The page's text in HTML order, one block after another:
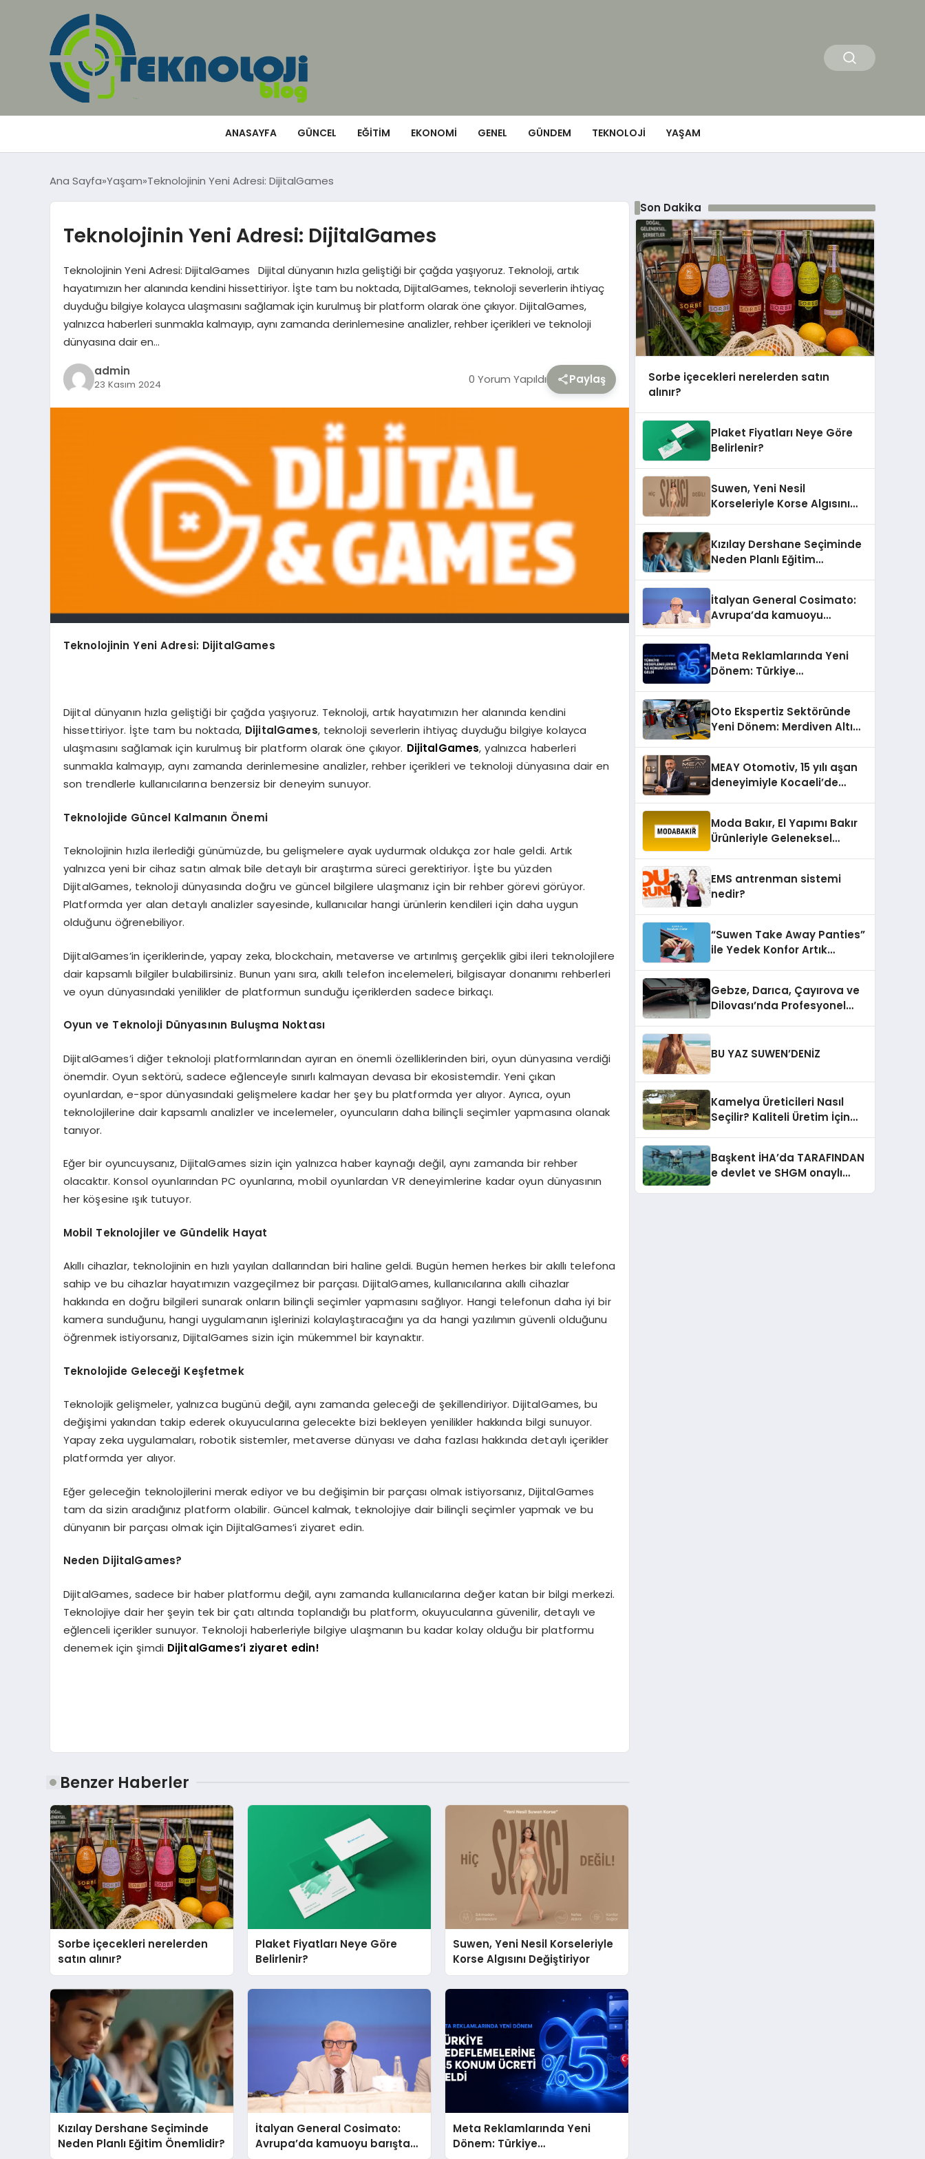
ANASAYFA GÜNCEL EĞITIM EKONOMI GENEL GÜNDEM TEKNOLOJI YAŞAM
Ana Sayfa Yaşam Teknolojinin Yeni Adresi: DijitalGames
Teknolojinin Yeni Adresi: DijitalGames
Teknolojinin Yeni Adresi: DijitalGames Dijital dünyanın hızla geliştiği bir çağda yaşıyoruz. Teknoloji, artık
hayatımızın her alanında kendini hissettiriyor. İşte tam bu noktada, DijitalGames, teknoloji severlerin ihtiyaç
duyduğu bilgiye kolayca ulaşmasını sağlamak için kurulmuş bir platform olarak öne çıkıyor. DijitalGames,
yalnızca haberleri sunmakla kalmayıp, aynı zamanda derinlemesine analizler, rehber içerikleri ve teknoloji
dünyasına dair en…
admin
23 Kasım 2024 0 Yorum Yapıldı Paylaş
Teknolojinin Yeni Adresi: DijitalGames
Dijital dünyanın hızla geliştiği bir çağda yaşıyoruz. Teknoloji, artık hayatımızın her alanında kendini
hissettiriyor. İşte tam bu noktada, DijitalGames, teknoloji severlerin ihtiyaç duyduğu bilgiye kolayca
ulaşmasını sağlamak için kurulmuş bir platform olarak öne çıkıyor. DijitalGames, yalnızca haberleri
sunmakla kalmayıp, aynı zamanda derinlemesine analizler, rehber içerikleri ve teknoloji dünyasına dair en
son trendlerle kullanıcılarına benzersiz bir deneyim sunuyor.
Teknolojide Güncel Kalmanın Önemi
Teknolojinin hızla ilerlediği günümüzde, bu gelişmelere ayak uydurmak oldukça zor hale geldi. Artık
yalnızca yeni bir cihaz satın almak bile detaylı bir araştırma süreci gerektiriyor. İşte bu yüzden
DijitalGames, teknoloji dünyasında doğru ve güncel bilgilere ulaşmanız için bir rehber görevi görüyor.
Platformda yer alan detaylı analizler sayesinde, kullanıcılar hangi ürünlerin kendileri için daha uygun
olduğunu öğrenebiliyor.
DijitalGames’in içeriklerinde, yapay zeka, blockchain, metaverse ve artırılmış gerçeklik gibi ileri teknolojilere
dair kapsamlı bilgiler bulabilirsiniz. Bunun yanı sıra, akıllı telefon incelemeleri, bilgisayar donanımı rehberleri
ve oyun dünyasındaki yenilikler de platformun sunduğu içeriklerden sadece birkaçı.
Oyun ve Teknoloji Dünyasının Buluşma Noktası
DijitalGames’i diğer teknoloji platformlarından ayıran en önemli özelliklerinden biri, oyun dünyasına verdiği
önemdir. Oyun sektörü, sadece eğlenceyle sınırlı kalmayan devasa bir ekosistemdir. Yeni çıkan
oyunlardan, e-spor dünyasındaki gelişmelere kadar her şey bu platformda yer alıyor. Ayrıca, oyun
teknolojilerine dair kapsamlı analizler ve incelemeler, oyuncuların daha bilinçli seçimler yapmasına olanak
tanıyor.
Eğer bir oyuncuysanız, DijitalGames sizin için yalnızca haber kaynağı değil, aynı zamanda bir rehber
olacaktır. Konsol oyunlarından PC oyunlarına, mobil oyunlardan VR deneyimlerine kadar oyun dünyasının
her köşesine ışık tutuyor.
Mobil Teknolojiler ve Gündelik Hayat
Akıllı cihazlar, teknolojinin en hızlı yayılan dallarından biri haline geldi. Bugün hemen herkes bir akıllı telefona
sahip ve bu cihazlar hayatımızın vazgeçilmez bir parçası. DijitalGames, kullanıcılarına akıllı cihazlar
hakkında en doğru bilgileri sunarak onların bilinçli seçimler yapmasını sağlıyor. Hangi telefonun daha iyi bir
kamera sunduğunu, hangi uygulamanın işlerinizi kolaylaştıracağını ya da hangi yazılımın güvenli olduğunu
öğrenmek istiyorsanız, DijitalGames sizin için mükemmel bir kaynaktır.
Teknolojide Geleceği Keşfetmek
Teknolojik gelişmeler, yalnızca bugünü değil, aynı zamanda geleceği de şekillendiriyor. DijitalGames, bu
değişimi yakından takip ederek okuyucularına gelecekte bizi bekleyen yenilikler hakkında bilgi sunuyor.
Yapay zeka uygulamaları, robotik sistemler, metaverse dünyası ve daha fazlası hakkında detaylı içerikler
platformda yer alıyor.
Eğer geleceğin teknolojilerini merak ediyor ve bu değişimin bir parçası olmak istiyorsanız, DijitalGames
tam da sizin aradığınız platform olabilir. Güncel kalmak, teknolojiye dair bilinçli seçimler yapmak ve bu
dünyanın bir parçası olmak için DijitalGames’i ziyaret edin.
Neden DijitalGames?
DijitalGames, sadece bir haber platformu değil, aynı zamanda kullanıcılarına değer katan bir bilgi merkezi.
Teknolojiye dair her şeyin tek bir çatı altında toplandığı bu platform, okuyucularına güvenilir, detaylı ve
eğlenceli içerikler sunuyor. Teknoloji haberleriyle bilgiye ulaşmanın bu kadar kolay olduğu bir platformu
denemek için şimdi DijitalGames’i ziyaret edin!
Benzer Haberler
Sorbe içecekleri nerelerden
satın alınır?
Plaket Fiyatları Neye Göre
Belirlenir?
Suwen, Yeni Nesil Korseleriyle
Korse Algısını Değiştiriyor
Kızılay Dershane Seçiminde
Neden Planlı Eğitim Önemlidir?
İtalyan General Cosimato:
Avrupa’da kamuoyu barıştan
Meta Reklamlarında Yeni
Dönem: Türkiye
Son Dakika
Sorbe içecekleri nerelerden satın
alınır?
Plaket Fiyatları Neye Göre
Belirlenir?
Suwen, Yeni Nesil
Korseleriyle Korse Algısını
Kızılay Dershane Seçiminde
Neden Planlı Eğitim
İtalyan General Cosimato:
Avrupa’da kamuoyu
Meta Reklamlarında Yeni
Dönem: Türkiye
Oto Ekspertiz Sektöründe
Yeni Dönem: Merdiven Altı
MEAY Otomotiv, 15 yılı aşan
deneyimiyle Kocaeli’de
Moda Bakır, El Yapımı Bakır
Ürünleriyle Geleneksel
EMS antrenman sistemi
nedir?
“Suwen Take Away Panties”
ile Yedek Konfor Artık
Gebze, Darıca, Çayırova ve
Dilovası’nda Profesyonel
BU YAZ SUWEN’DENİZ
Kamelya Üreticileri Nasıl
Seçilir? Kaliteli Üretim İçin
Başkent İHA’da TARAFINDAN
e devlet ve SHGM onaylı